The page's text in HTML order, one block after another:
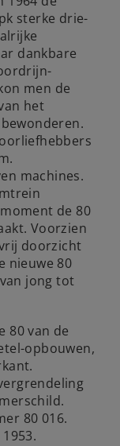
sterke drie-
dankbare
men de
het
machines.
de 80
Voorzien
doorzicht
nieuwe 80
jong tot
80 van de
opbouwen,
80 016.